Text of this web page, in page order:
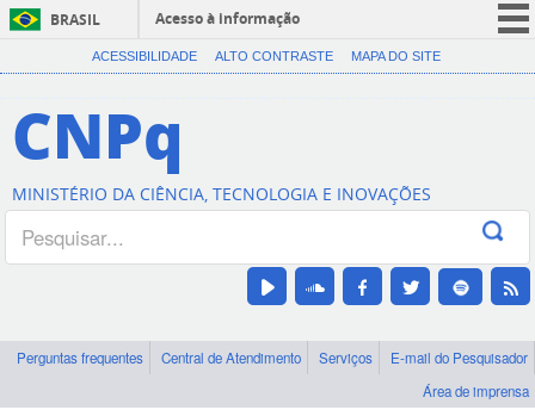
BRASIL
Acesso à informação
CORONAVÍRUS (COVID-19)
Canais
ACESSIBILIDADE ALTO CONTRASTE MAPA DO SITE
CNPq
MINISTÉRIO DA CIÊNCIA, TECNOLOGIA E INOVAÇÕES
Perguntas frequentes Central de Atendimento Serviços
E-mail do Pesquisador
Área de imprensa